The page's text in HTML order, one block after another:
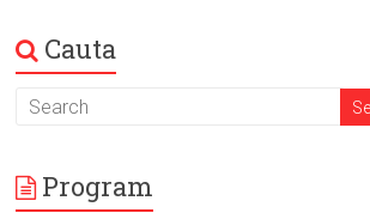
Cauta
Program